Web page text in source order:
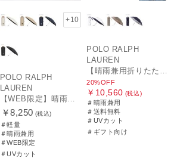
+10
POLO RALPH
LAUREN
￥8,250 (税込)
＃軽量
＃晴雨兼用
＃WEB限定
＃UVカット
POLO RALPH
LAUREN
20%OFF
￥10,560 (税込)
＃晴雨兼用
＃送料無料
＃UVカット
＃ギフト向け